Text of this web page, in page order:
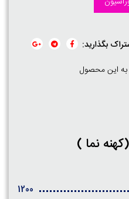
بگذارید:
به این محصول
1200